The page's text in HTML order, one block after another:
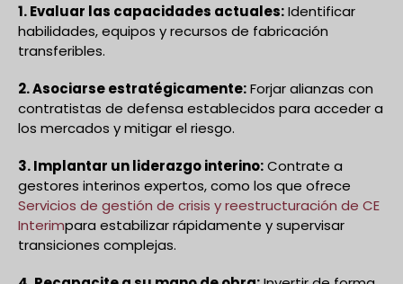
1. Evaluar las capacidades actuales:Identificar
habilidades, equipos y recursos de fabricación
transferibles.
2. Asociarse estratégicamente:Forjar alianzas con
contratistas de defensa establecidos para acceder a
los mercados y mitigar el riesgo.
3. Implantar un liderazgo interino:Contrate a
gestores interinos expertos, como los que ofrece
Servicios de gestión de crisis y reestructuración de CE
Interimpara estabilizar rápidamente y supervisar
transiciones complejas.